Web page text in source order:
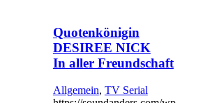
Quotenkönigin
DESIREE NICK
In aller Freundschaft
Allgemein, TV Serial